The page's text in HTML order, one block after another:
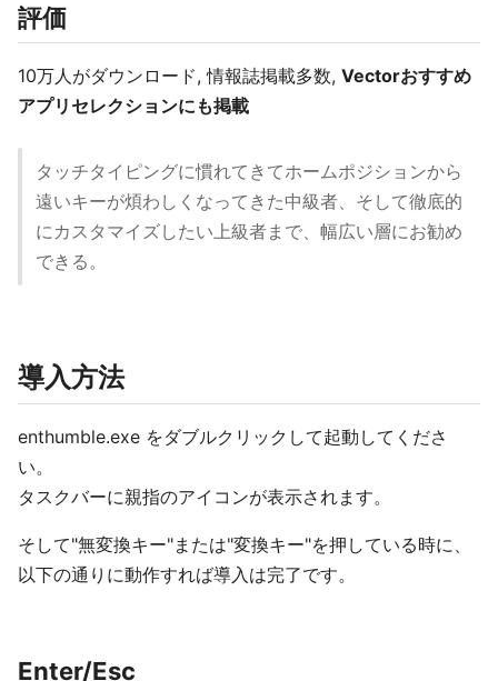
評価
10万人がダウンロード, 情報誌掲載多数, Vectorおすすめ
アプリセレクションにも掲載
タッチタイピングに慣れてきてホームポジションから
遠いキーが煩わしくなってきた中級者、そして徹底的
にカスタマイズしたい上級者まで、幅広い層にお勧め
できる。
導入方法
enthumble.exe をダブルクリックして起動してくださ
い。
タスクバーに親指のアイコンが表示されます。
そして"無変換キー"または"変換キー"を押している時に、
以下の通りに動作すれば導入は完了です。
Enter/Esc